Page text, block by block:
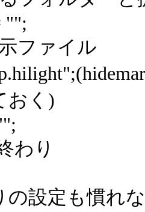
"";
ファイル
おく)
わり
の設定も慣れ